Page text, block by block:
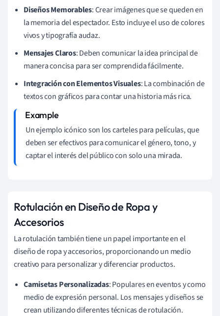
Diseños Memorables: Crear imágenes que se queden en
la memoria del espectador. Esto incluye el uso de colores
vivos y tipografía audaz.
Mensajes Claros: Deben comunicar la idea principal de
manera concisa para ser comprendida fácilmente.
Integración con Elementos Visuales: La combinación de
textos con gráficos para contar una historia más rica.
Un ejemplo icónico son los carteles para películas, que
deben ser efectivos para comunicar el género, tono, y
captar el interés del público con solo una mirada.
Rotulación en Diseño de Ropa y
Accesorios
La rotulación también tiene un papel importante en el
diseño de ropa y accesorios, proporcionando un medio
creativo para personalizar y diferenciar productos.
Camisetas Personalizadas: Populares en eventos y como
medio de expresión personal. Los mensajes y diseños se
crean utilizando diferentes técnicas de rotulación.